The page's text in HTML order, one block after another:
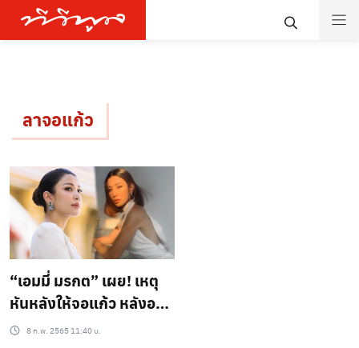
ลาจอแก้ว
“เอมมี่ มรกต” เผย! เหตุ
หันหลังให้จอแก้ว หลังอยู่
วงการมานานถึง 17 ปี
8 ก.พ. 2565 11:40 น.